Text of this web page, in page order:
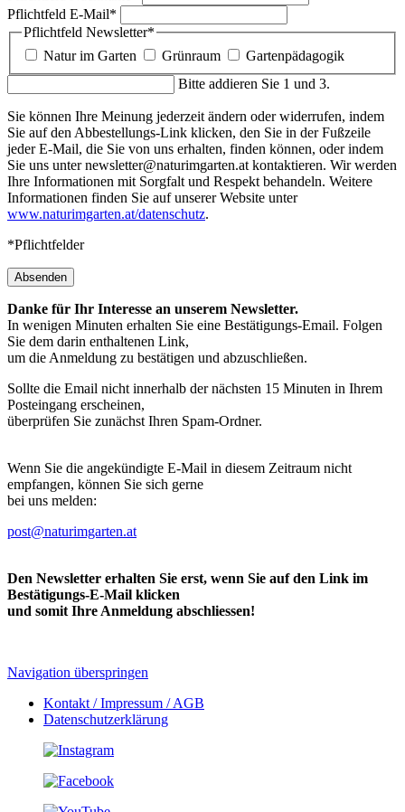
Pflichtfeld E-Mail*
Pflichtfeld Newsletter*
Natur im Garten
Grünraum
Gartenpädagogik
Bitte addieren Sie 1 und 3.
Sie können Ihre Meinung jederzeit ändern oder widerrufen, indem
Sie auf den Abbestellungs-Link klicken, den Sie in der Fußzeile
jeder E-Mail, die Sie von uns erhalten, finden können, oder indem
Sie uns unter newsletter@naturimgarten.at kontaktieren. Wir werden
Ihre Informationen mit Sorgfalt und Respekt behandeln. Weitere
Informationen finden Sie auf unserer Website unter
www.naturimgarten.at/datenschutz.
*Pflichtfelder
Absenden
Danke für Ihr Interesse an unserem Newsletter.
In wenigen Minuten erhalten Sie eine Bestätigungs-Email. Folgen
Sie dem darin enthaltenen Link,
um die Anmeldung zu bestätigen und abzuschließen.
Sollte die Email nicht innerhalb der nächsten 15 Minuten in Ihrem
Posteingang erscheinen,
überprüfen Sie zunächst Ihren Spam-Ordner.
Wenn Sie die angekündigte E-Mail in diesem Zeitraum nicht
empfangen, können Sie sich gerne
bei uns melden:
post@naturimgarten.at
Den Newsletter erhalten Sie erst, wenn Sie auf den Link im
Bestätigungs-E-Mail klicken
und somit Ihre Anmeldung abschliessen!
Navigation überspringen
Kontakt / Impressum / AGB
Datenschutzerklärung